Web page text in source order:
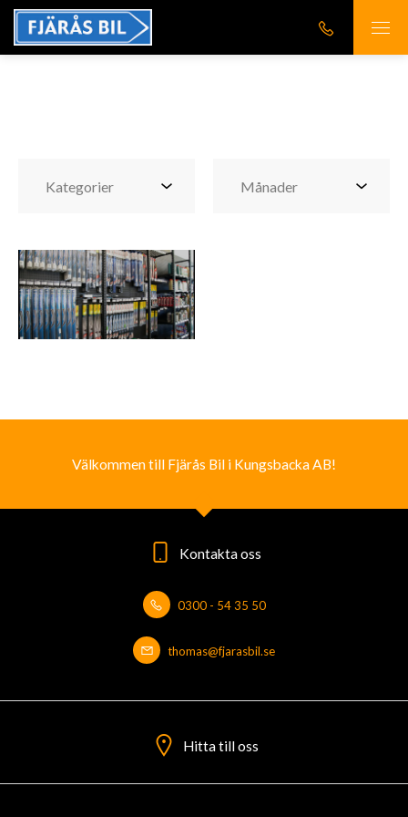
Välkommen till Fjärås Bil i Kungsbacka AB!
Kontakta oss
0300 - 54 35 50
thomas@fjarasbil.se
Hitta till oss